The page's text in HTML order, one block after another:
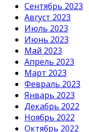
Сентябрь 2023
Август 2023
Июль 2023
Июнь 2023
Май 2023
Апрель 2023
Март 2023
Февраль 2023
Январь 2023
Декабрь 2022
Ноябрь 2022
Октябрь 2022